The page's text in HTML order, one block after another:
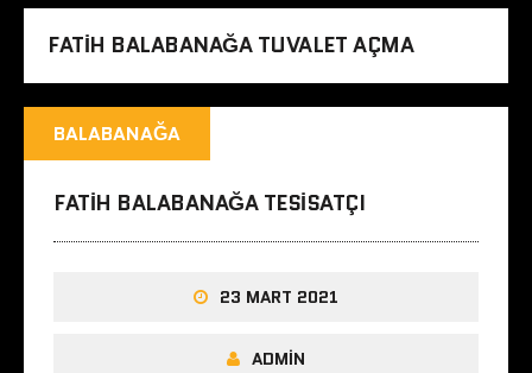
FATIH BALABANAĞA TUVALET AÇMA
BALABANAĞA
FATIH BALABANAĞA TESISATÇI
23 MART 2021
ADMIN